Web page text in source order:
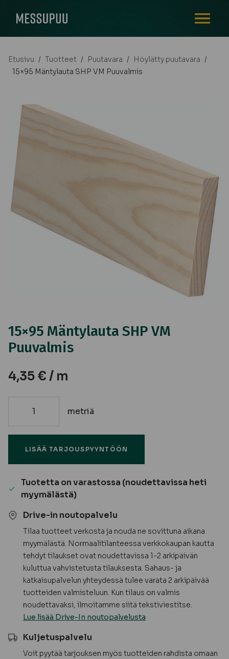
Etusivu / Tuotteet / Puutavara / Höylätty puutavara /
15×95 Mäntylauta SHP VM Puuvalmis
15×95 Mäntylauta SHP VM
Puuvalmis
4,35 € / m
Puuvalmis
määrä
metriä
LISÄÄ TARJOUSPYYNTÖÖN
Tuotetta on varastossa (noudettavissa heti
myymälästä)
Drive-in noutopalvelu
Tilaa tuotteet verkosta ja nouda ne sovittuna aikana
myymälästä. Normaalitilanteessa verkkokaupan kautta
tehdyt tilaukset ovat noudettavissa 1-2 arkipäivän
kuluttua vahvistetusta tilauksesta. Sahaus- ja
katkaisupalvelun yhteydessä tulee varata 2 arkipäivää
tuotteiden valmisteluun. Kun tilaus on valmis
noudettavaksi, ilmoitamme siitä tekstiviestitse.
Lue lisää Drive-In noutopalvelusta
Kuljetuspalvelu
Voit pyytää tarjouksen myös tuotteiden rahdista omaan